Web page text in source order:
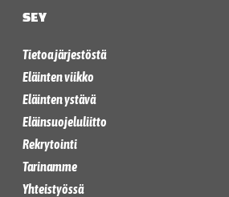
SEY
Tietoa järjestöstä
Eläinten viikko
Eläinten ystävä
Eläinsuojeluliitto
Rekrytointi
Tarinamme
Yhteistyössä